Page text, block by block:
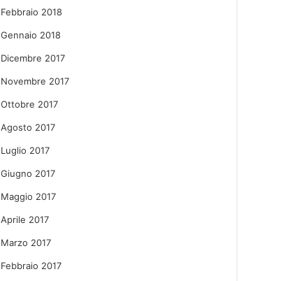
Febbraio 2018
Gennaio 2018
Dicembre 2017
Novembre 2017
Ottobre 2017
Agosto 2017
Luglio 2017
Giugno 2017
Maggio 2017
Aprile 2017
Marzo 2017
Febbraio 2017